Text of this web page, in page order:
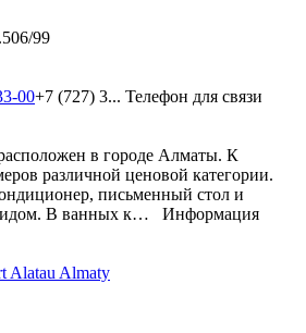
99
00+7 (727) 3... Телефон для связи
в городе Алматы. К
различной ценовой категории.
письменный стол и
В ванных к… Информация
Alatau Almaty